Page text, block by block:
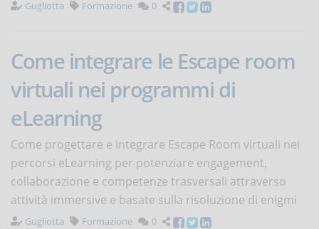
Gugliotta Formazione 0
Come integrare le Escape room
virtuali nei programmi di
eLearning
Come progettare e integrare Escape Room virtuali nei
percorsi eLearning per potenziare engagement,
collaborazione e competenze trasversali attraverso
attività immersive e basate sulla risoluzione di enigmi
Gugliotta Formazione 0